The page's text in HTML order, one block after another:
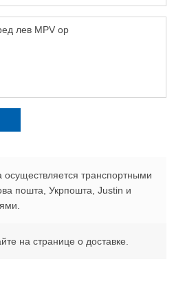
осуществляется транспортными
пошта, Укрпошта, Justin и
на странице о доставке.